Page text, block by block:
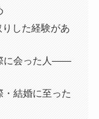
した経験があ
に会った人——
結婚に至った